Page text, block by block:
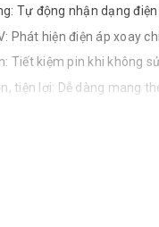
Tự động nhận dạng
Phát hiện điện áp xoay
Tiết kiệm pin khi không
tiện lợi: Dễ dàng mang